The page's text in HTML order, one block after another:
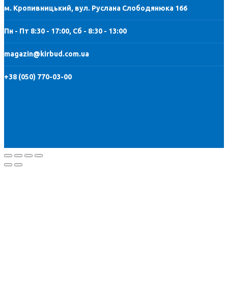
м. Кропивницький, вул. Руслана Слободянюка 166
Пн - Пт 8:30 - 17:00, Сб - 8:30 - 13:00
magazin@kirbud.com.ua
+38 (050) 770-03-00